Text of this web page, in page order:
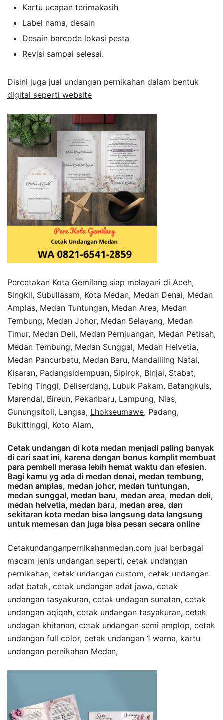
Kartu ucapan terimakasih
Label nama, desain
Desain barcode lokasi pesta
Revisi sampai selesai.
Disini juga jual undangan pernikahan dalam bentuk
digital seperti website
Percetakan Kota Gemilang siap melayani di Aceh,
Singkil, Subullasam, Kota Medan, Medan Denai, Medan
Amplas, Medan Tuntungan, Medan Area, Medan
Tembung, Medan Johor, Medan Selayang, Medan
Timur, Medan Deli, Medan Pernjuangan, Medan Petisah,
Medan Tembung, Medan Sunggal, Medan Helvetia,
Medan Pancurbatu, Medan Baru, Mandaililng Natal,
Kisaran, Padangsidempuan, Sipirok, Binjai, Stabat,
Tebing Tinggi, Deliserdang, Lubuk Pakam, Batangkuis,
Marendal, Bireun, Pekanbaru, Lampung, Nias,
Gunungsitoli, Langsa, Lhokseumawe, Padang,
Bukittinggi, Koto Alam,
Cetak undangan di kota medan menjadi paling banyak
di cari saat ini, karena dengan bonus komplit membuat
para pembeli merasa lebih hemat waktu dan efesien.
Bagi kamu yg ada di medan denai, medan tembung,
medan amplas, medan johor, medan tuntungan,
medan sunggal, medan baru, medan area, medan deli,
medan helvetia, medan baru, medan area, dan
sekitaran kota medan bisa langsung data langsung
untuk memesan dan juga bisa pesan secara online
Cetakundanganpernikahanmedan.com jual berbagai
macam jenis undangan seperti, cetak undangan
pernikahan, cetak undangan custom, cetak undangan
adat batak, cetak undangan adat jawa, cetak
undangan tasyakuran, cetak undagan sunatan, cetak
undangan aqiqah, cetak undangan tasyakuran, cetak
undagan khitanan, cetak undangan semi amplop, cetak
undangan full color, cetak undangan 1 warna, kartu
undangan pernikahan Medan,